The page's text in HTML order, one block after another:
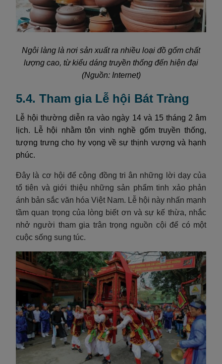
Ngôi làng là nơi sản xuất ra nhiều loại đồ gốm chất
lượng cao, từ kiểu dáng truyền thống đến hiện đại
(Nguồn: Internet)
5.4. Tham gia Lễ hội Bát Tràng
Lễ hội thường diễn ra vào ngày 14 và 15 tháng 2 âm
lịch. Lễ hội nhằm tôn vinh nghề gốm truyền thống,
tượng trưng cho hy vọng về sự thịnh vượng và hạnh
phúc.
Đây là cơ hội để cộng đồng tri ân những lời dạy của
tổ tiên và giới thiệu những sản phẩm tinh xảo phản
ánh bản sắc văn hóa Việt Nam. Lễ hội này nhấn mạnh
tầm quan trọng của lòng biết ơn và sự kế thừa, nhắc
nhở người tham gia trân trọng nguồn cội để có một
cuộc sống sung túc.